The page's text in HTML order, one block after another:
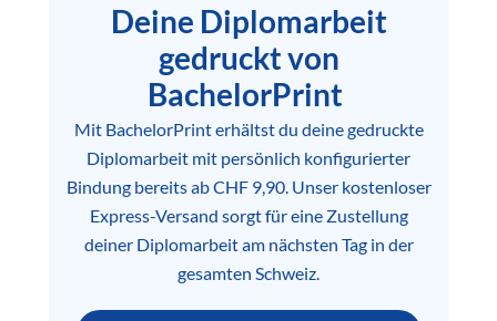
Deine Diplomarbeit
gedruckt von
BachelorPrint
Mit BachelorPrint erhältst du deine gedruckte
Diplomarbeit mit persönlich konfigurierter
Bindung bereits ab CHF 9,90. Unser kostenloser
Express-Versand sorgt für eine Zustellung
deiner Diplomarbeit am nächsten Tag in der
gesamten Schweiz.